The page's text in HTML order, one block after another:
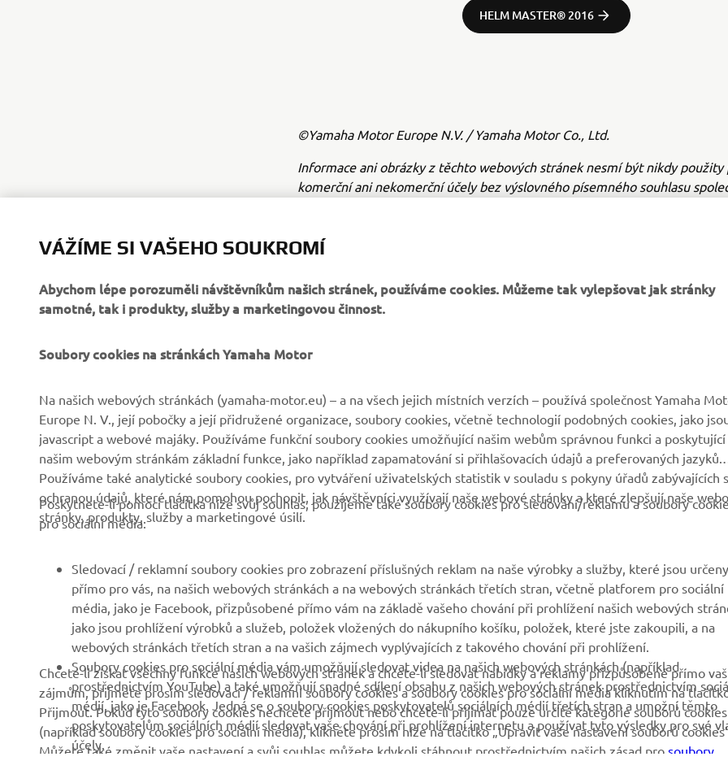
HELM MASTER® 2016
©Yamaha Motor Europe N.V. / Yamaha Motor Co., Ltd.
Informace ani obrázky z těchto webových stránek nesmí být nikdy použity
komerční ani nekomerční účely bez výslovného písemného souhlasu
Vždy jezděte bezpečně a dodržujte všechna místní pravidla silničního
Společnost
Zprávy
Tisk
Práce v Yamaha
Stát se prodejcem
Politika lidských práv
Základní politika
udržitelnosti
Kanál pro oznamovatele
Systémy eBike
Státní orgány
Golfová hřiště
První respondenti
Robotics
Partnerství
Technické informace pro
nezávislé prodejce
Yamalube Safety Data
Sheets
MyYamaha
Yamaha Music
Yamaha Racing
Katalog originálních
náhradních dílů
Rezervace servisní
prohlídky
bateriemi
VÁŽÍME SI VAŠEHO SOUKROMÍ
Abychom lépe porozuměli návštěvníkům našich stránek, používáme cookies. Můžeme tak vylepšovat jak stránky
samotné, tak i produkty, služby a marketingovou činnost.
Soubory cookies na stránkách Yamaha Motor
Na našich webových stránkách (yamaha-motor.eu) – a na všech jejich místních verzích – používá společnost Yamaha
Europe N. V., její pobočky a její přidružené organizace, soubory cookies, včetně technologií podobných cookies, jako
javascript a webové majáky. Používáme funkční soubory cookies umožňující našim webům správnou funkci a poskytující
našim webovým stránkám základní funkce, jako například zapamatování si přihlašovacích údajů a preferovaných jazyků.
Používáme také analytické soubory cookies, pro vytváření uživatelských statistik v souladu s pokyny úřadů zabývajících
ochranou údajů, které nám pomohou pochopit, jak návštěvníci využívají naše webové stránky a které zlepšují naše
stránky, produkty, služby a marketingové úsilí.
Poskytnete-li pomocí tlačítka níže svůj souhlas, použijeme také soubory cookies pro sledování/reklamu a soubory
pro sociální média:
Sledovací / reklamní soubory cookies pro zobrazení příslušných reklam na naše výrobky a služby, které jsou určeny
přímo pro vás, na našich webových stránkách a na webových stránkách třetích stran, včetně platforem pro sociální
média, jako je Facebook, přizpůsobené přímo vám na základě vašeho chování při prohlížení našich webových
jako jsou prohlížení výrobků a služeb, položek vložených do nákupního košíku, položek, které jste zakoupili, a na
webových stránkách třetích stran a na vašich zájmech vyplývajících z takového chování při prohlížení.
Soubory cookies pro sociální média vám umožňují sledovat videa na našich webových stránkách (například
prostřednictvím YouTube) a také umožňují snadné sdílení obsahu z našich webových stránek prostřednictvím
médií, jako je Facebook. Jedná se o soubory cookies poskytovatelů sociálních médií třetích stran a umožní těmto
poskytovatelům sociálních médií sledovat vaše chování při prohlížení internetu a používat tyto výsledky pro své
účely.
Chcete-li získat všechny funkce našich webových stránek a chcete-li sledovat nabídky a reklamy přizpůsobené přímo
zájmům, přijměte prosím sledovací / reklamní soubory cookies a soubory cookies pro sociální média kliknutím na
Přijmout. Pokud tyto soubory cookies nechcete přijmout nebo chcete-li přijímat pouze určité kategorie souborů cookies
(například soubory cookies pro sociální média), klikněte prosím níže na tlačítko „Upravit vaše nastavení souborů
Můžete také změnit vaše nastavení a svůj souhlas můžete kdykoli stáhnout prostřednictvím našich zásad pro soubory